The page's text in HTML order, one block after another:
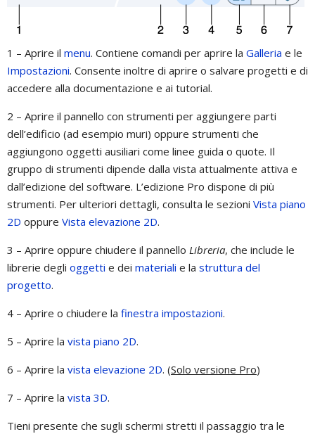
1 – Aprire il menu. Contiene comandi per aprire la Galleria e le
Impostazioni. Consente inoltre di aprire o salvare progetti e di
accedere alla documentazione e ai tutorial.
2 – Aprire il pannello con strumenti per aggiungere parti
dell’edificio (ad esempio muri) oppure strumenti che
aggiungono oggetti ausiliari come linee guida o quote. Il
gruppo di strumenti dipende dalla vista attualmente attiva e
dall’edizione del software. L’edizione Pro dispone di più
strumenti. Per ulteriori dettagli, consulta le sezioni Vista piano
2D oppure Vista elevazione 2D.
3 – Aprire oppure chiudere il pannello Libreria, che include le
librerie degli oggetti e dei materiali e la struttura del
progetto.
4 – Aprire o chiudere la finestra impostazioni.
5 – Aprire la vista piano 2D.
6 – Aprire la vista elevazione 2D. (Solo versione Pro)
7 – Aprire la vista 3D.
Tieni presente che sugli schermi stretti il passaggio tra le